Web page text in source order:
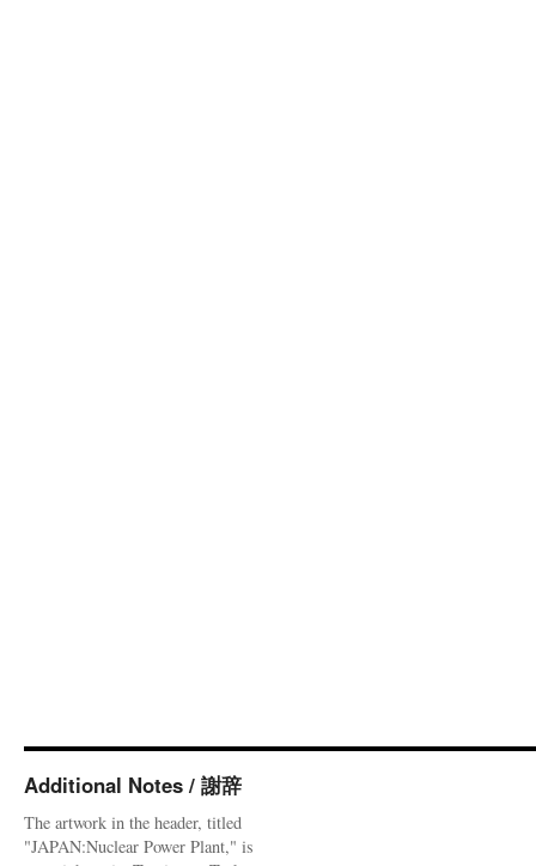
Additional Notes / 謝辞
The artwork in the header, titled
"JAPAN:Nuclear Power Plant," is